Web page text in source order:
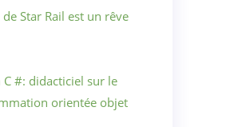
Star Rail est un rêve
C #: didacticiel sur le
orientée objet